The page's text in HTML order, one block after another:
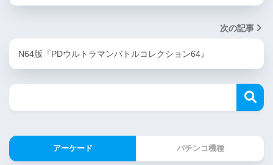
次の記事
N64版『PDウルトラマンバトルコレクション64』
アーケード パチンコ機種